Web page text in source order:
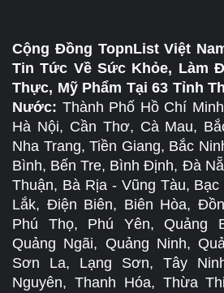
Cộng Đồng TopnList Việt
Tin Tức Về Sức Khỏe, Làm
Thực, Mỹ Phẩm Tại 63 Tỉnh
Nước: Thành Phố Hồ Chí
Hà Nội, Cần Thơ, Cà Mau,
Nha Trang, Tiền Giang, Bắc
Bình, Bến Tre, Bình Định, Đà
Thuận, Bà Rịa - Vũng Tàu,
Lắk, Điện Biên, Biên Hòa,
Phú Thọ, Phú Yên, Quảng
Quảng Ngãi, Quảng Ninh,
Sơn La, Lạng Sơn, Tây
Nguyên, Thanh Hóa, Thừa